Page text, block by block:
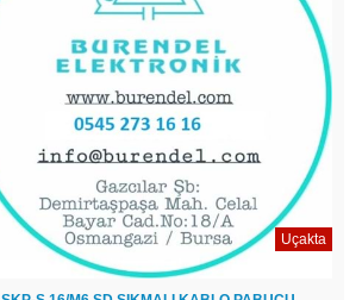
Uçakta